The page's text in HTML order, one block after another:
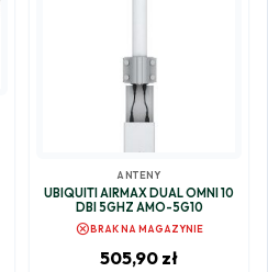
ANTENY
UBIQUITI AIRMAX DUAL OMNI 10
DBI 5GHZ AMO-5G10
cancelBRAK NA MAGAZYNIE
505,90 zł